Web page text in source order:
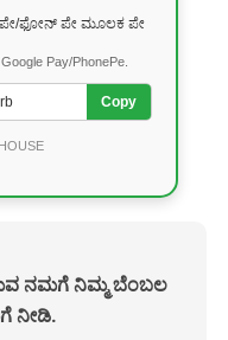
ಫೋನ್ ಪೇ ಮೂಲಕ ಪೇ
Pay/PhonePe.
Copy
ನಮಗೆ ನಿಮ್ಮ ಬೆಂಬಲ
ನೀಡಿ.